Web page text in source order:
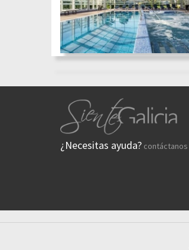
¿Necesitas ayuda? contáctanos